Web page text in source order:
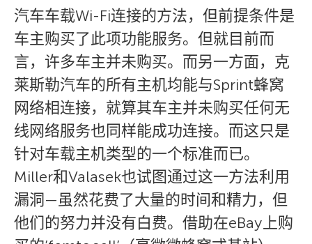
汽车车载Wi-Fi连接的方法，但前提条件是
车主购买了此项功能服务。但就目前而
言，许多车主并未购买。而另一方面，克
莱斯勒汽车的所有主机均能与Sprint蜂窝
网络相连接，就算其车主并未购买任何无
线网络服务也同样能成功连接。而这只是
针对车载主机类型的一个标准而已。
Miller和Valasek也试图通过这一方法利用
漏洞—虽然花费了大量的时间和精力，但
他们的努力并没有白费。借助在eBay上购